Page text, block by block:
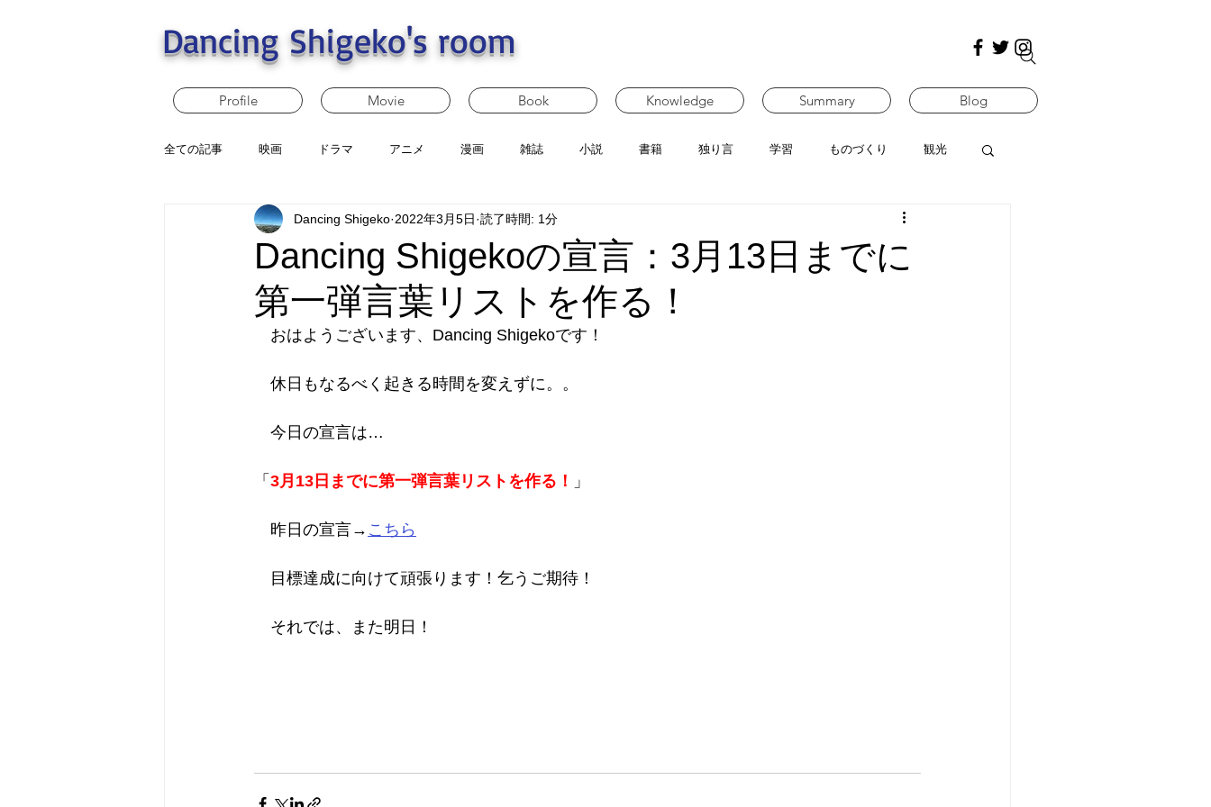
Dancing Shigeko's room
Profile Movie Book Knowledge Summary Blog
全ての記事 映画 ドラマ アニメ 漫画 雑誌 小説 書籍 独り言 学習 ものづくり 観光
Dancing Shigekoの宣言：3月13日までに
第一弾言葉リストを作る！
Dancing Shigeko 2022年3月5日 読了時間: 1分
おはようございます、Dancing Shigekoです！
休日もなるべく起きる時間を変えずに。。
今日の宣言は…
「 3月13日までに第一弾言葉リストを作る！ 」
昨日の宣言→ こちら
目標達成に向けて頑張ります！乞うご期待！
それでは、また明日！